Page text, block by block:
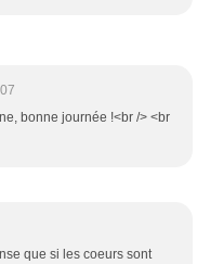
bonne journée !<br /> <br
que si les coeurs sont